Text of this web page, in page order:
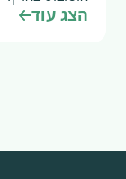
הצג עוד